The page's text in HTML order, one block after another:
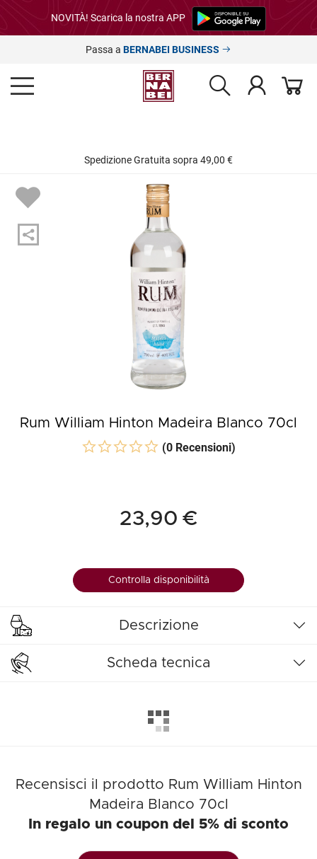
NOVITÀ! Scarica la nostra APP
Passa a BERNABEI BUSINESS
Spedizione Gratuita sopra 49,00 €
Rum William Hinton Madeira Blanco 70cl
(0 Recensioni)
23,90 €
Controlla disponibilità
Descrizione
Scheda tecnica
Recensisci il prodotto Rum William Hinton
Madeira Blanco 70cl
In regalo un coupon del 5% di sconto